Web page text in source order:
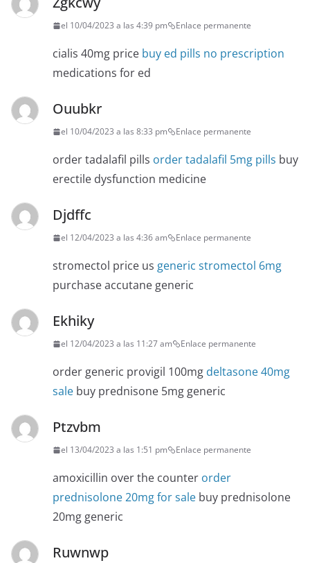
el 10/04/2023 a las 4:39 pm Enlace permanente
cialis 40mg price buy ed pills no prescription
medications for ed
Ouubkr
el 10/04/2023 a las 8:33 pm Enlace permanente
order tadalafil pills order tadalafil 5mg pills buy
erectile dysfunction medicine
Djdffc
el 12/04/2023 a las 4:36 am Enlace permanente
stromectol price us generic stromectol 6mg
purchase accutane generic
Ekhiky
el 12/04/2023 a las 11:27 am Enlace permanente
order generic provigil 100mg deltasone 40mg
sale buy prednisone 5mg generic
Ptzvbm
el 13/04/2023 a las 1:51 pm Enlace permanente
amoxicillin over the counter order
prednisolone 20mg for sale buy prednisolone
20mg generic
Ruwnwp